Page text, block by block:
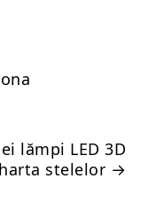
lămpi LED 3D
stelelor →